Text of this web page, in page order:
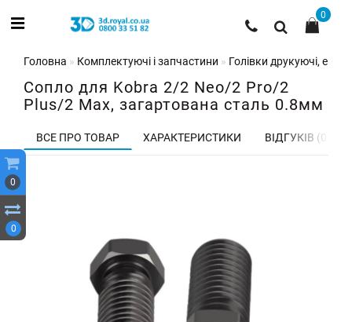
0
0
0
Головна Комплектуючі і запчастини Голівки друкуючі,
Сопло для Kobra 2/2 Neo/2 Pro/2
Plus/2 Max, загартована сталь 0.8мм
ВСЕ ПРО ТОВАР ХАРАКТЕРИСТИКИ ВІДГУКІВ (0)